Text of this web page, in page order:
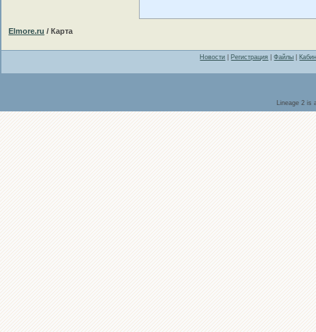
Elmore.ru / Карта
Новости Регистрация |Файлы
Lineage 2 is